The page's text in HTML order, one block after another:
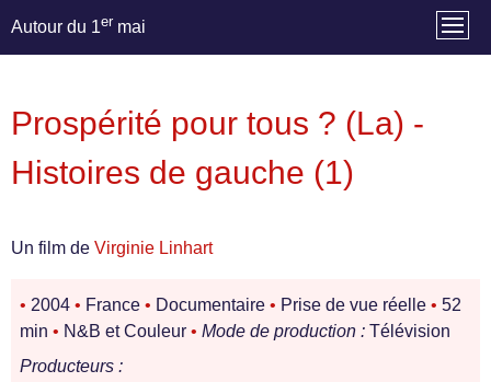
Autour du 1er mai
Prospérité pour tous ? (La) -
Histoires de gauche (1)
Un film de Virginie Linhart
• 2004 • France • Documentaire • Prise de vue réelle • 52
min • N&B et Couleur • Mode de production : Télévision
Producteurs :